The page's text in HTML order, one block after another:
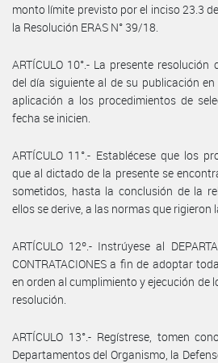
monto límite previsto por el inciso 23.3
la Resolución ERAS N° 39/18.
ARTÍCULO 10°.- La presente
del día siguiente al de su publicación
aplicación a los procedimientos de
fecha se inicien.
ARTÍCULO 11°.- Establécese que los
que al dictado de la presente se
sometidos, hasta la conclusión de la
ellos se derive, a las normas que rigieron
ARTÍCULO 12º.- Instrúyese al
CONTRATACIONES a fin de adoptar
en orden al cumplimiento y ejecución de
resolución.
ARTÍCULO 13°.- Regístrese, tomen
Departamentos del Organismo, la